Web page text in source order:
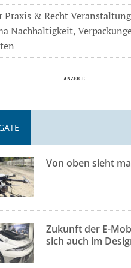
Praxis & Recht
Nachhaltigkeit,
Von oben sieht
Zukunft der E-
sich auch im